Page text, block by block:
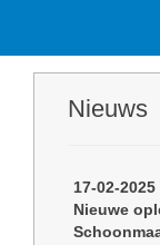
Nieuws
17-02-2025
Nieuwe